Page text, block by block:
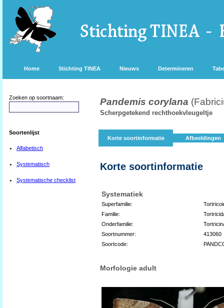
Home Stichting TINEA Nieuws Determineren
Zoeken op soortnaam:
Soortenlijst
Alfabetisch
Systematisch
Systematische checklist
Pandemis corylana
Scherpgetekend rechthoekvleugeltje
Korte soortinformatie Afbeeldingen
Korte soortinformatie
Systematiek
Superfamilie:
Familie:
Onderfamilie:
Soortnummer:
413060
Soortcode:
Morfologie adult